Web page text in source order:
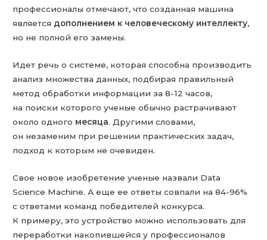
профессионалы отмечают, что созданная машина
является дополнением к человеческому интеллекту,
но не полной его замены.
Идет речь о системе, которая способна производить
анализ множества данных, подбирая правильный
метод обработки информации за 8-12 часов,
на поиски которого ученые обычно растрачивают
около одного месяца. Другими словами,
он незаменим при решении практических задач,
подход к которым не очевиден.
Свое новое изобретение ученые назвали Data
Science Machine. А еще ее ответы совпали на 84-96%
с ответами команд победителей конкурса.
К примеру, это устройство можно использовать для
переработки накопившейся у профессионалов